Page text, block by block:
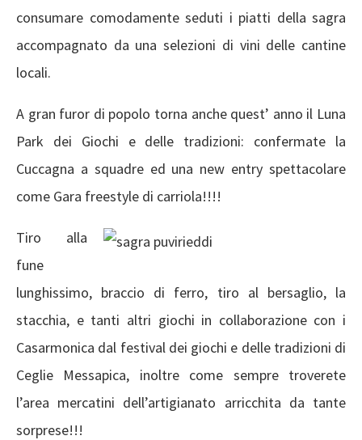
consumare comodamente seduti i piatti della sagra
accompagnato da una selezioni di vini delle cantine
locali.
A gran furor di popolo torna anche quest’ anno il Luna
Park dei Giochi e delle tradizioni: confermate la
Cuccagna a squadre ed una new entry spettacolare
come Gara freestyle di carriola!!!!
Tiro alla
fune
lunghissimo, braccio di ferro, tiro al bersaglio, la
stacchia, e tanti altri giochi in collaborazione con i
Casarmonica dal festival dei giochi e delle tradizioni di
Ceglie Messapica, inoltre come sempre troverete
l’area mercatini dell’artigianato arricchita da tante
sorprese!!!